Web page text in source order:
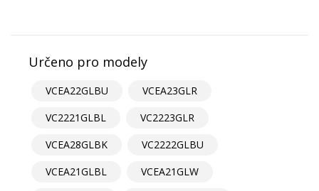
Určeno pro modely
VCEA22GLBU
VCEA23GLR
VC2221GLBL
VC2223GLR
VCEA28GLBK
VC2222GLBU
VCEA21GLBL
VCEA21GLW